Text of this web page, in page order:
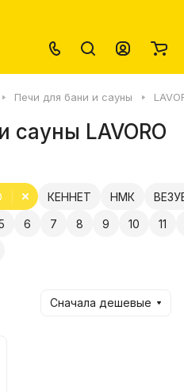
Печи для бани и сауны
сауны LAVORO
КЕННЕТ НМК
6 7 8 9 10
11
Сначала дешевые